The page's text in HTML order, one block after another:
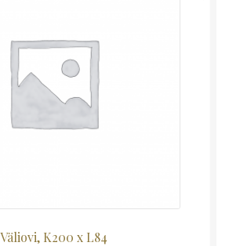
Väliovi, K200 x L84